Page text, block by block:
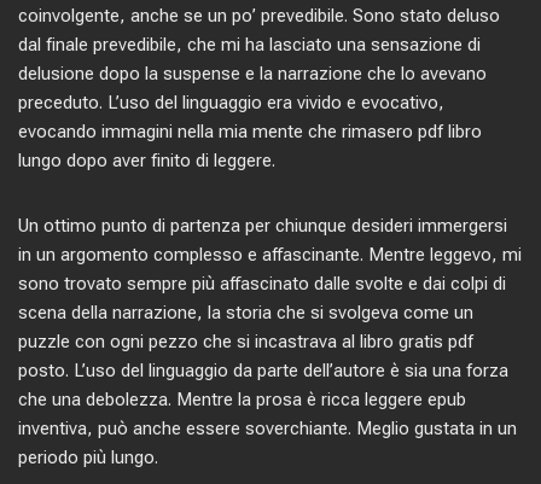
coinvolgente, anche se un po’ prevedibile. Sono stato deluso
dal finale prevedibile, che mi ha lasciato una sensazione di
delusione dopo la suspense e la narrazione che lo avevano
preceduto. L’uso del linguaggio era vivido e evocativo,
evocando immagini nella mia mente che rimasero pdf libro
lungo dopo aver finito di leggere.
Un ottimo punto di partenza per chiunque desideri immergersi
in un argomento complesso e affascinante. Mentre leggevo, mi
sono trovato sempre più affascinato dalle svolte e dai colpi di
scena della narrazione, la storia che si svolgeva come un
puzzle con ogni pezzo che si incastrava al libro gratis pdf
posto. L’uso del linguaggio da parte dell’autore è sia una forza
che una debolezza. Mentre la prosa è ricca leggere epub
inventiva, può anche essere soverchiante. Meglio gustata in un
periodo più lungo.